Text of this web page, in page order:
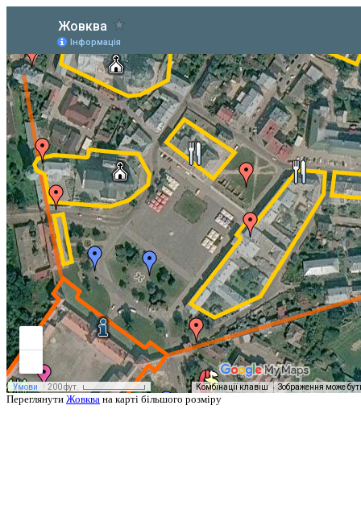
Переглянути Жовква на карті більшого розміру